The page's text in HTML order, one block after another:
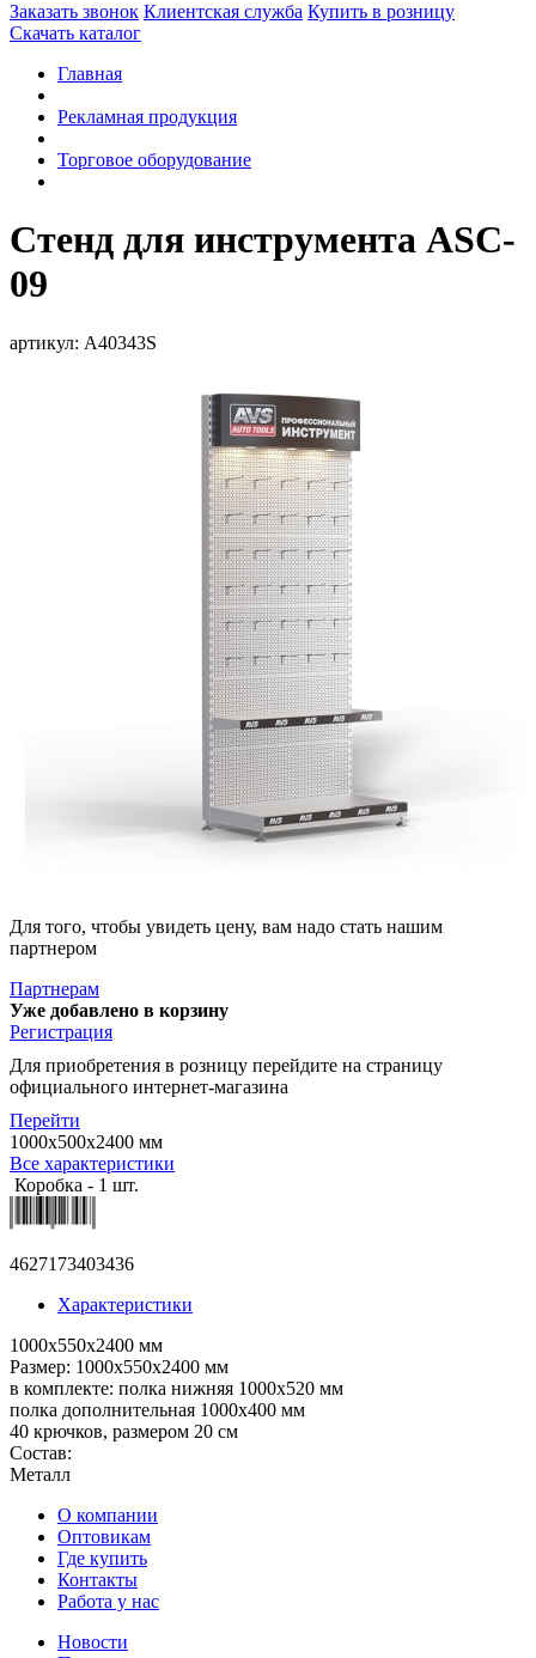
Заказать звонок Клиентская служба Купить в розницу
Скачать каталог
Главная
Рекламная продукция
Торговое оборудование
Стенд для инструмента ASC-
09
артикул: A40343S
Для того, чтобы увидеть цену, вам надо стать нашим
партнером
Партнерам
Уже добавлено в корзину
Регистрация
Для приобретения в розницу перейдите на страницу
официального интернет-магазина
Перейти
1000х500х2400 мм
Все характеристики
Коробка - 1 шт.
4627173403436
Характеристики
1000х550х2400 мм
Размер: 1000х550х2400 мм
в комплекте: полка нижняя 1000х520 мм
полка дополнительная 1000х400 мм
40 крючков, размером 20 см
Состав:
Металл
О компании
Оптовикам
Где купить
Контакты
Работа у нас
Новости